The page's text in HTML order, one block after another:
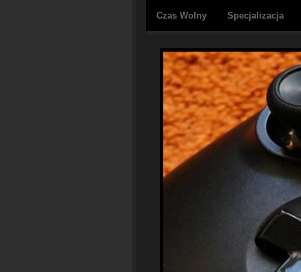
Czas Wolny Specjalizacja